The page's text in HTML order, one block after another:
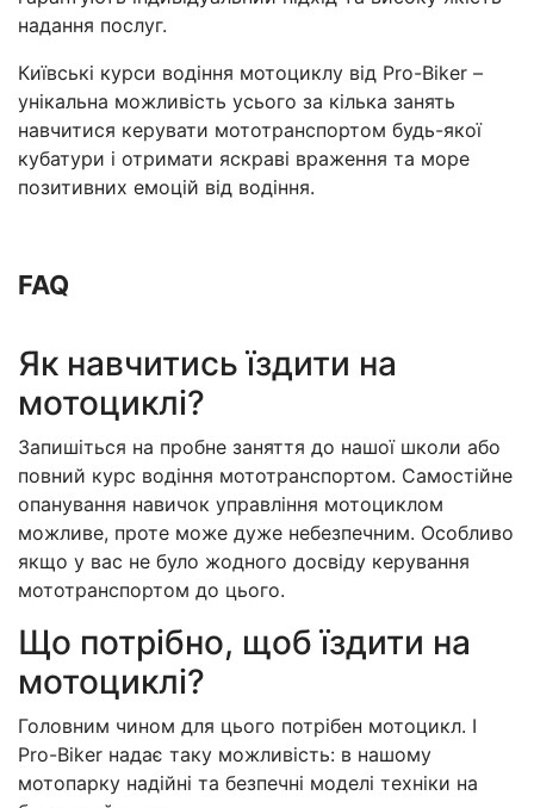
надання послуг.
Київські курси водіння мотоциклу від Pro-Biker –
унікальна можливість усього за кілька занять
навчитися керувати мототранспортом будь-якої
кубатури і отримати яскраві враження та море
позитивних емоцій від водіння.
FAQ
Як навчитись їздити на
мотоциклі?
Запишіться на пробне заняття до нашої школи або
повний курс водіння мототранспортом. Самостійне
опанування навичок управління мотоциклом
можливе, проте може дуже небезпечним. Особливо
якщо у вас не було жодного досвіду керування
мототранспортом до цього.
Що потрібно, щоб їздити на
мотоциклі?
Головним чином для цього потрібен мотоцикл. І
Pro-Biker надає таку можливість: в нашому
мотопарку надійні та безпечні моделі техніки на